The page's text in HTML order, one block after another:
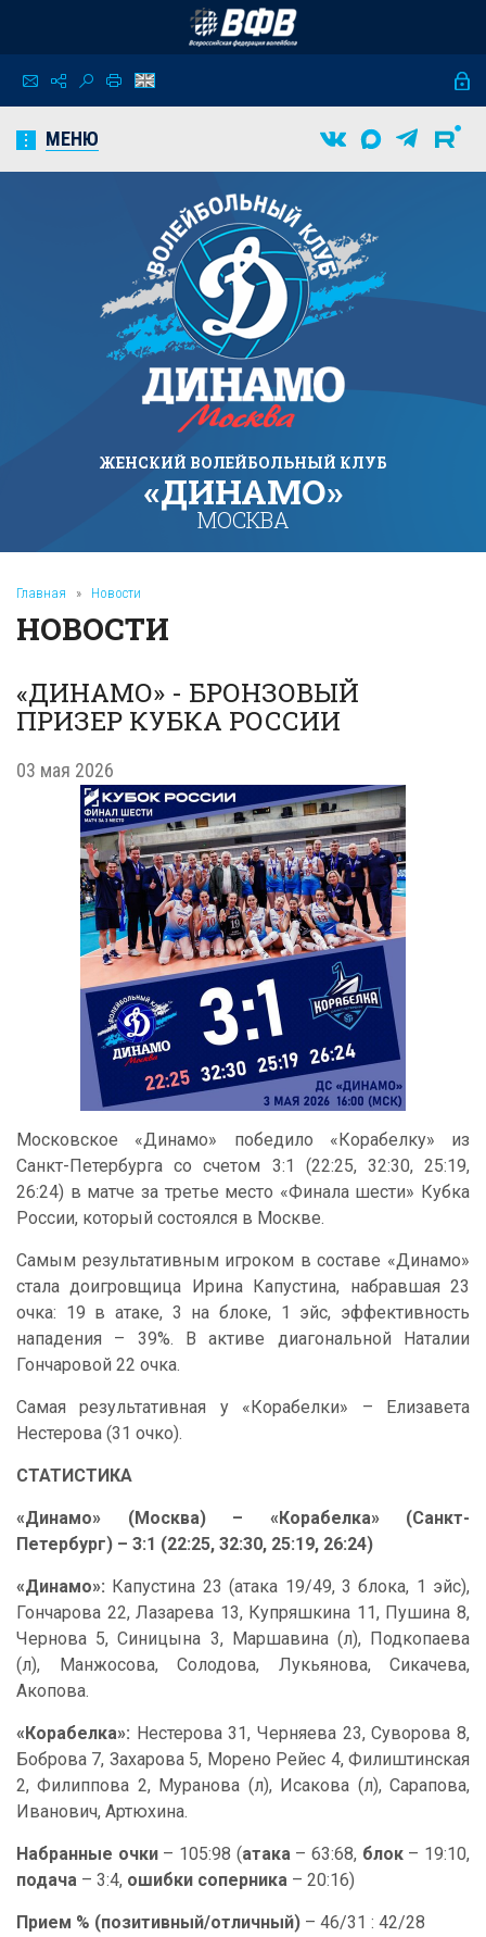
МЕНЮ
ЖЕНСКИЙ ВОЛЕЙБОЛЬНЫЙ КЛУБ
«ДИНАМО»
МОСКВА
Главная » Новости
НОВОСТИ
«ДИНАМО» - БРОНЗОВЫЙ
ПРИЗЕР КУБКА РОССИИ
03 мая 2026
Московское «Динамо» победило «Корабелку» из
Санкт-Петербурга со счетом 3:1 (22:25, 32:30, 25:19,
26:24) в матче за третье место «Финала шести» Кубка
России, который состоялся в Москве.
Самым результативным игроком в составе «Динамо»
стала доигровщица Ирина Капустина, набравшая 23
очка: 19 в атаке, 3 на блоке, 1 эйс, эффективность
нападения – 39%. В активе диагональной Наталии
Гончаровой 22 очка.
Самая результативная у «Корабелки» – Елизавета
Нестерова (31 очко).
СТАТИСТИКА
«Динамо» (Москва) – «Корабелка» (Санкт-
Петербург) – 3:1 (22:25, 32:30, 25:19, 26:24)
«Динамо»: Капустина 23 (атака 19/49, 3 блока, 1 эйс),
Гончарова 22, Лазарева 13, Купряшкина 11, Пушина 8,
Чернова 5, Синицына 3, Маршавина (л), Подкопаева
(л), Манжосова, Солодова, Лукьянова, Сикачева,
Акопова.
«Корабелка»: Нестерова 31, Черняева 23, Суворова 8,
Боброва 7, Захарова 5, Морено Рейес 4, Филиштинская
2, Филиппова 2, Муранова (л), Исакова (л), Сарапова,
Иванович, Артюхина.
Набранные очки– 105:98 (атака– 63:68, блок– 19:10,
подача – 3:4, ошибки соперника – 20:16)
Прием % (позитивный/отличный) – 46/31 : 42/28